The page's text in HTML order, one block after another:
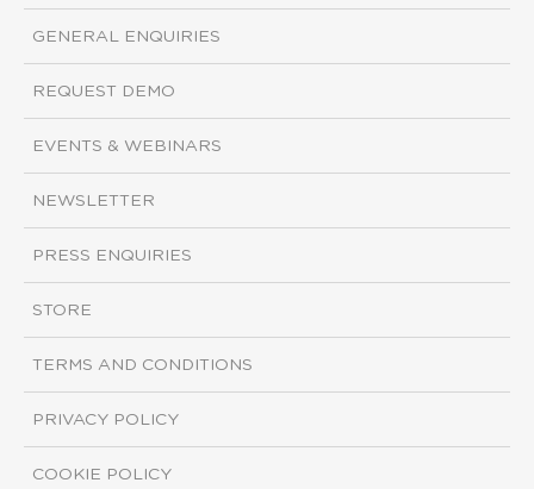
GENERAL ENQUIRIES
REQUEST DEMO
EVENTS & WEBINARS
NEWSLETTER
PRESS ENQUIRIES
STORE
TERMS AND CONDITIONS
PRIVACY POLICY
COOKIE POLICY